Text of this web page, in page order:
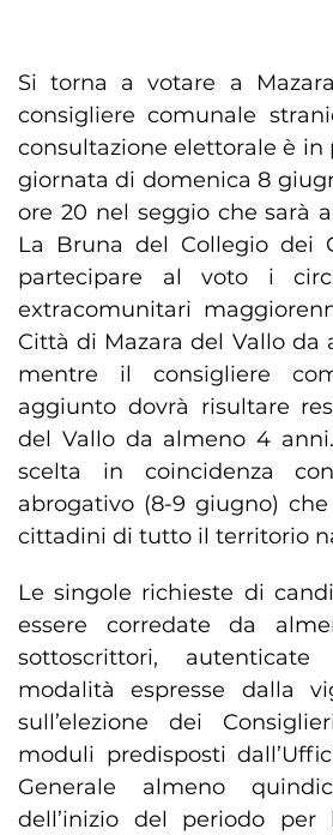
Si torna a votare a
consigliere comunale
consultazione elettorale è in
giornata di domenica 8
ore 20 nel seggio che sarà
La Bruna del Collegio dei
partecipare al voto i
extracomunitari
Città di Mazara del Vallo da
mentre il consigliere
aggiunto dovrà risultare
del Vallo da almeno 4
scelta in coincidenza
abrogativo (8-9 giugno)
cittadini di tutto il territorio
Le singole richieste di
essere corredate da
sottoscrittori,
modalità espresse dalla
sull’elezione dei
moduli predisposti
Generale almeno
dell’inizio del periodo per